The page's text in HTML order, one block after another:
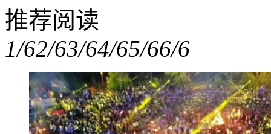
推荐阅读
1/62/63/64/65/66/6